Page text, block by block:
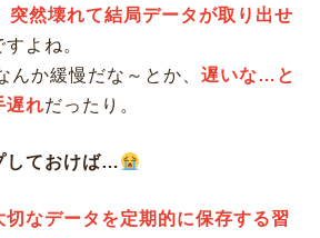
突然壊れて結局データが取り出せ
よね。
か緩慢だな～とか、 遅いな…と
遅れだったり。
しておけば…
切なデータを定期的に保存する習